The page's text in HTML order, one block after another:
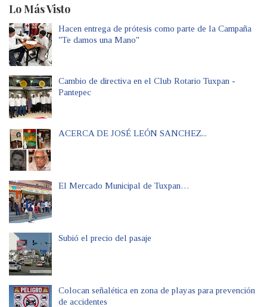
Lo Más Visto
Hacen entrega de prótesis como parte de la Campaña
"Te damos una Mano"
Cambio de directiva en el Club Rotario Tuxpan -
Pantepec
ACERCA DE JOSÉ LEÓN SANCHEZ...
El Mercado Municipal de Tuxpan…
Subió el precio del pasaje
Colocan señalética en zona de playas para prevención
de accidentes